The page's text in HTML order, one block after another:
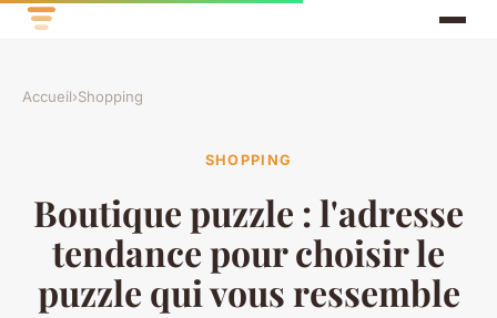
Accueil›Shopping
SHOPPING
Boutique puzzle : l'adresse
tendance pour choisir le
puzzle qui vous ressemble